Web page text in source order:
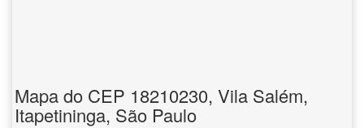
Mapa do CEP 18210230, Vila Salém,
Itapetininga, São Paulo